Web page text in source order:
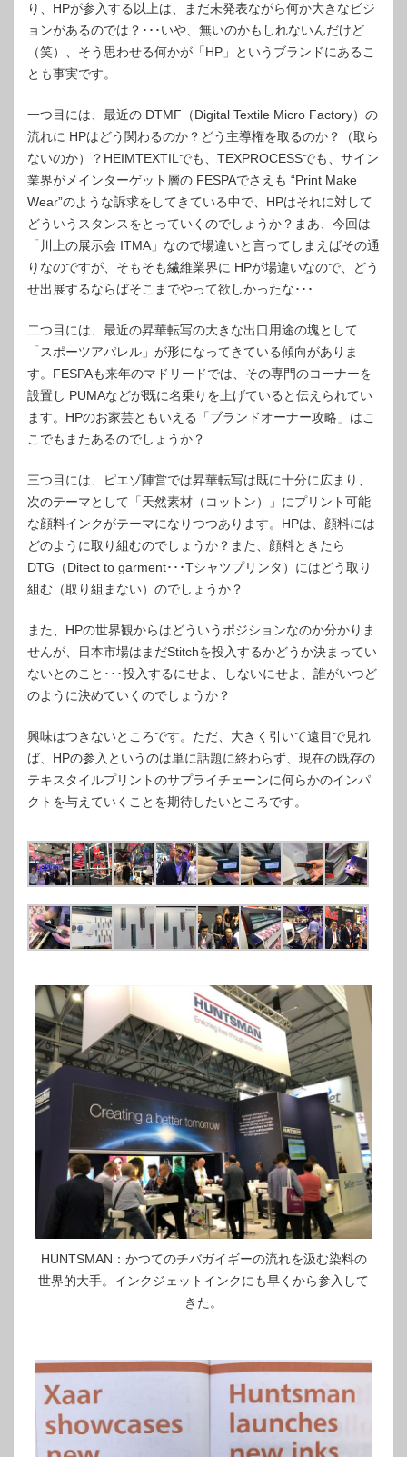
り、HPが参入する以上は、まだ未発表ながら何か大きなビジ
ョンがあるのでは？･･･いや、無いのかもしれないんだけど
（笑）、そう思わせる何かが「HP」というブランドにあるこ
とも事実です。
一つ目には、最近の DTMF（Digital Textile Micro Factory）の
流れに HPはどう関わるのか？どう主導権を取るのか？（取ら
ないのか）？HEIMTEXTILでも、TEXPROCESSでも、サイン
業界がメインターゲット層の FESPAでさえも “Print Make
Wear”のような訴求をしてきている中で、HPはそれに対して
どういうスタンスをとっていくのでしょうか？まあ、今回は
「川上の展示会 ITMA」なので場違いと言ってしまえばその通
りなのですが、そもそも繊維業界に HPが場違いなので、どう
せ出展するならばそこまでやって欲しかったな･･･
二つ目には、最近の昇華転写の大きな出口用途の塊として
「スポーツアパレル」が形になってきている傾向がありま
す。FESPAも来年のマドリードでは、その専門のコーナーを
設置し PUMAなどが既に名乗りを上げていると伝えられてい
ます。HPのお家芸ともいえる「ブランドオーナー攻略」はこ
こでもまたあるのでしょうか？
三つ目には、ピエゾ陣営では昇華転写は既に十分に広まり、
次のテーマとして「天然素材（コットン）」にプリント可能
な顔料インクがテーマになりつつあります。HPは、顔料には
どのように取り組むのでしょうか？また、顔料ときたら
DTG（Ditect to garment･･･Tシャツプリンタ）にはどう取り
組む（取り組まない）のでしょうか？
また、HPの世界観からはどういうポジションなのか分かりま
せんが、日本市場はまだStitchを投入するかどうか決まってい
ないとのこと･･･投入するにせよ、しないにせよ、誰がいつど
のように決めていくのでしょうか？
興味はつきないところです。ただ、大きく引いて遠目で見れ
ば、HPの参入というのは単に話題に終わらず、現在の既存の
テキスタイルプリントのサプライチェーンに何らかのインパ
クトを与えていくことを期待したいところです。
HUNTSMAN：かつてのチバガイギーの流れを汲む染料の
世界的大手。インクジェットインクにも早くから参入して
きた。